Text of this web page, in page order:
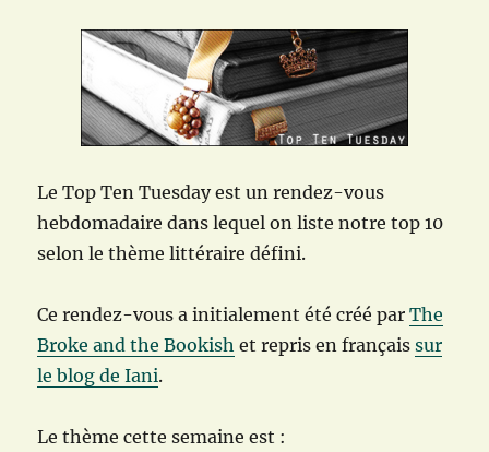
Le Top Ten Tuesday est un rendez-vous
hebdomadaire dans lequel on liste notre top 10
selon le thème littéraire défini.
Ce rendez-vous a initialement été créé parThe
Broke and the Bookish et repris en françaissur
le blog de Iani.
Le thème cette semaine est :